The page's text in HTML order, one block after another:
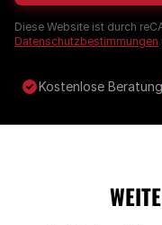
Diese Website ist durch
Datenschutzbestimmungen
Kostenlose Beratung